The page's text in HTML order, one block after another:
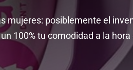
mujeres: posiblemente el
100% tu comodidad a la hora